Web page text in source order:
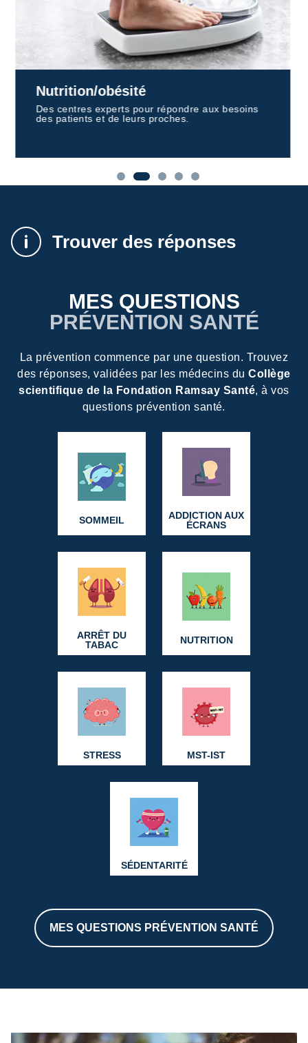
Nutrition/obésité
Des centres experts pour répondre aux besoins
des patients et de leurs proches.
Trouver des réponses
MES QUESTIONS
PRÉVENTION SANTÉ
La prévention commence par une question. Trouvez
des réponses, validées par les médecins duCollège
scientifique de la Fondation Ramsay Santé, à vos
questions prévention santé.
SOMMEIL
ADDICTION AUX
ÉCRANS
ARRÊT DU
TABAC
NUTRITION
STRESS MST-IST
SÉDENTARITÉ
MES QUESTIONS PRÉVENTION SANTÉ